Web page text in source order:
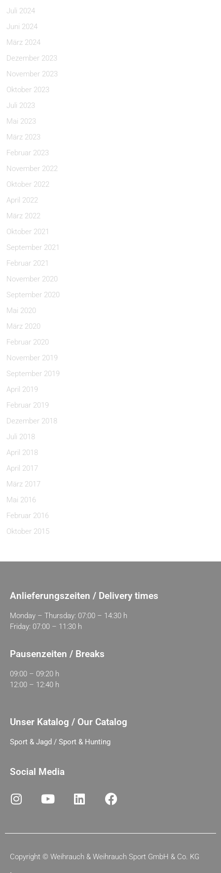
Juli 2024
Juni 2024
März 2024
Dezember 2023
November 2023
Oktober 2023
Juli 2023
Mai 2023
März 2023
Februar 2023
November 2022
Oktober 2022
April 2022
März 2022
Oktober 2021
September 2021
Februar 2021
November 2020
September 2020
Mai 2020
März 2020
Februar 2020
November 2019
September 2019
April 2019
Februar 2019
Dezember 2018
Juli 2018
April 2018
April 2017
März 2017
Mai 2016
Februar 2016
Oktober 2015
Anlieferungszeiten / Delivery times
Monday – Thursday: 07:00 – 14:30 h
Friday: 07:00 – 11:30 h
Pausenzeiten / Breaks
09:00 – 09:20 h
12:00 – 12:40 h
Unser Katalog / Our Catalog
Sport & Jagd / Sport & Hunting
Social Media
Copyright © Weihrauch & Weihrauch Sport GmbH & Co. KG